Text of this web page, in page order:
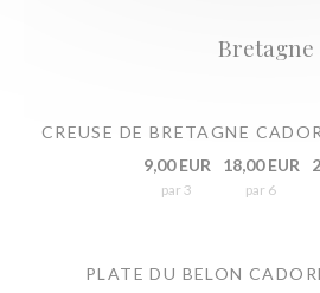
Bretagne
CREUSE DE BRETAGNE
9,00 EUR
par 3
18,00 EUR
par 6
PLATE DU BELON